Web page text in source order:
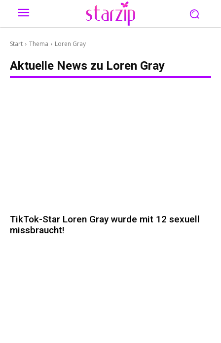
Start Thema Loren Gray
Aktuelle News zu Loren Gray
TikTok-Star Loren Gray wurde mit 12 sexuell
missbraucht!